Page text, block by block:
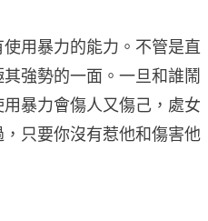
用暴力的能力。不管是直
強勢的一面。一旦和誰鬧
暴力會傷人又傷己，處女
只要你沒有惹他和傷害他